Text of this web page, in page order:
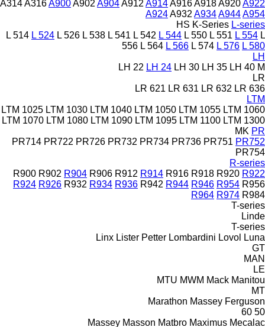
A314A316A900A902 A904A912 A914A916A918A920A922
A924A932 A934A944A954
HS K-Series L-series
L 514 L 524 L 526 L 538 L 541 L 542 L 544 L 550 L 551 L 554 L
556 L 564 L 566 L 574 L 576 L 580
LH
LH 22 LH 24 LH 30 LH 35 LH 40 M
LR
LR 621 LR 631 LR 632 LR 636
LTM
LTM 1025 LTM 1030 LTM 1040 LTM 1050 LTM 1055 LTM 1060
LTM 1070 LTM 1080 LTM 1090 LTM 1095 LTM 1100 LTM 1300
MK PR
PR714 PR722 PR726 PR732 PR734 PR736 PR751 PR752
PR754
R-series
R900 R902 R904 R906 R912 R914 R916 R918 R920 R922
R924 R926 R932 R934 R936 R942 R944 R946 R954 R956
R964 R974 R984
T-series
Linde
T-series
Linx Lister Petter Lombardini Lovol
Luna
GT
MAN
LE
MTU MWM Mack Manitou
MT
Marathon Massey Ferguson
50
60
Massey Masson Matbro Maximus Mecalac